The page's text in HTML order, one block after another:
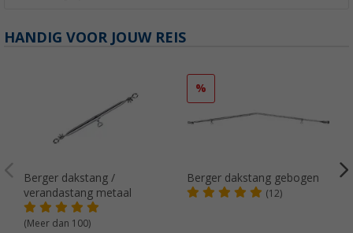
HANDIG VOOR JOUW REIS
Berger dakstang /
verandastang metaal
(Meer dan 100)
%
Berger dakstang gebogen
(12)